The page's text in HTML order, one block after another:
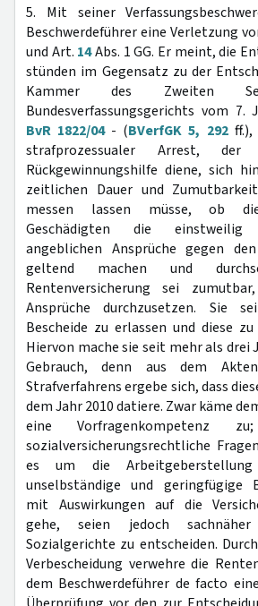
5. Mit seiner
Beschwerdeführer eine Verletzung
und Art. 14Abs. 1 GG. Er meint, die
stünden im Gegensatz zu der
Kammer des Zweiten
Bundesverfassungsgerichts vom 7.
BvR 1822/04- (BVerfGK 5, 292ff.),
strafprozessualer Arrest,
Rückgewinnungshilfe diene, sich
zeitlichen Dauer und
messen lassen müsse, ob
Geschädigten die einstweilig
angeblichen Ansprüche gegen
geltend machen und
Rentenversicherung sei
Ansprüche durchzusetzen. Sie
Bescheide zu erlassen und diese
Hiervon mache sie seit mehr als drei
Gebrauch, denn aus dem
Strafverfahrens ergebe sich, dass
dem Jahr 2010 datiere. Zwar käme
eine Vorfragenkompetenz
sozialversicherungsrechtliche
es um die
unselbständige und geringfügige
mit Auswirkungen auf die
gehe, seien jedoch
Sozialgerichte zu entscheiden.
Verbescheidung verwehre die
dem Beschwerdeführer de facto